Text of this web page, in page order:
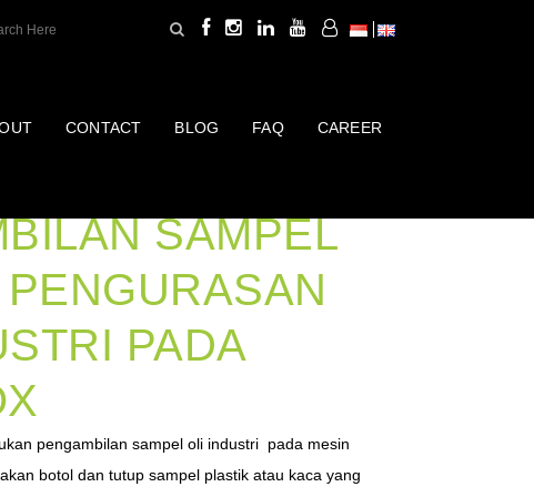
CONTACT BLOG FAQ CAREER
SAMPEL
PADA
pengambilan sampel oli industri pada mesin
botol dan tutup sampel plastik atau kaca yang